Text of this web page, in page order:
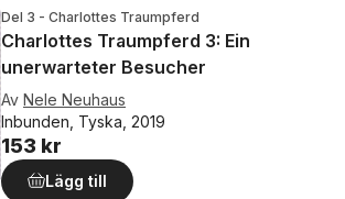
Del 3 - Charlottes Traumpferd
Charlottes Traumpferd 3: Ein
unerwarteter Besucher
Av Nele Neuhaus
Inbunden, Tyska, 2019
153 kr
Lägg till